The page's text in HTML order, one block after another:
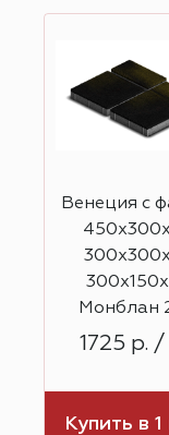
Венеция с
Монблан
1725 р.
Купить в